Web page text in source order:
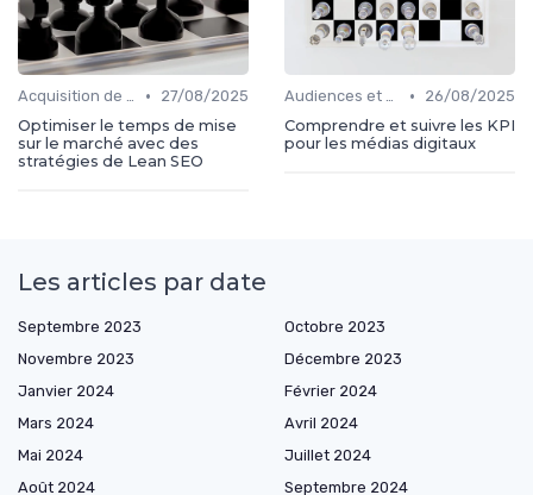
Acquisition de médias •
27/08/2025
Optimiser le temps de mise
sur le marché avec des
stratégies de Lean SEO
Audiences et engagement •
26/08/2025
Comprendre et suivre les KPI
pour les médias digitaux
Les articles par date
Septembre 2023
Octobre 2023
Novembre 2023
Décembre 2023
Janvier 2024
Février 2024
Mars 2024
Avril 2024
Mai 2024
Juillet 2024
Août 2024
Septembre 2024